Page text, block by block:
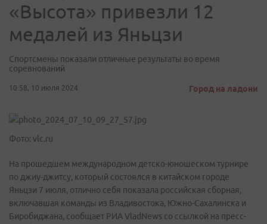
«Высота» привезли 12
медалей из Яньцзи
Спортсмены показали отличные результаты во время
соревнований
10:58, 10 июля 2024 Город на ладони
Фото: vlc.ru
На прошедшем международном детско-юношеском турнире
по джиу-джитсу, который состоялся в китайском городе
Яньцзи 7 июля, отлично себя показала российская сборная,
включавшая команды из Владивостока, Южно-Сахалинска и
Биробиджана, сообщает РИА VladNews со ссылкой на пресс-